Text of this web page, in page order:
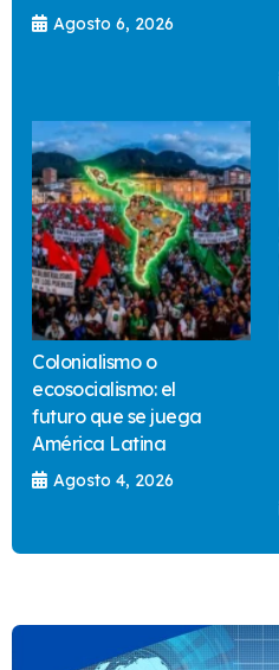
Agosto 6, 2026
Colonialismo o
ecosocialismo: el
futuro que se juega
América Latina
Agosto 4, 2026